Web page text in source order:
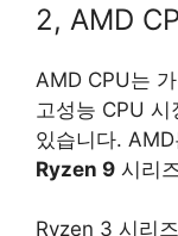
2, AMD
AMD CPU는
고성능 CPU
있습니다. AMD
Ryzen 9 시리
Ryzen 3 시리